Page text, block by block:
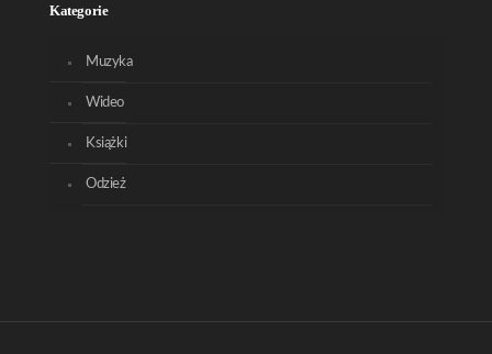
Kategorie
Muzyka
Wideo
Książki
Odzież